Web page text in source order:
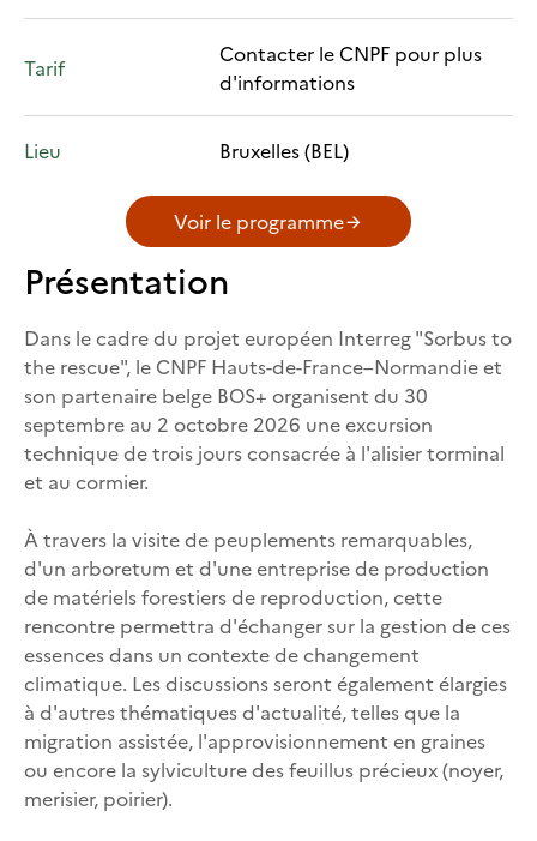
Tarif
Contacter le CNPF pour plus
d'informations
Lieu Bruxelles (BEL)
Voir le programme
Présentation
Dans le cadre du projet européen Interreg "Sorbus to
the rescue", le CNPF Hauts-de-France–Normandie et
son partenaire belge BOS+ organisent du 30
septembre au 2 octobre 2026 une excursion
technique de trois jours consacrée à l'alisier torminal
et au cormier.
À travers la visite de peuplements remarquables,
d'un arboretum et d'une entreprise de production
de matériels forestiers de reproduction, cette
rencontre permettra d'échanger sur la gestion de ces
essences dans un contexte de changement
climatique. Les discussions seront également élargies
à d'autres thématiques d'actualité, telles que la
migration assistée, l'approvisionnement en graines
ou encore la sylviculture des feuillus précieux (noyer,
merisier, poirier).